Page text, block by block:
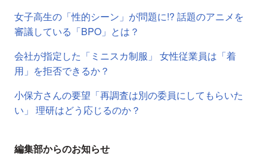
女子高生の「性的シーン」が問題に!? 話題のアニメを
審議している「BPO」とは？
会社が指定した「ミニスカ制服」 女性従業員は「着
用」を拒否できるか？
小保方さんの要望「再調査は別の委員にしてもらいた
い」 理研はどう応じるのか？
編集部からのお知らせ